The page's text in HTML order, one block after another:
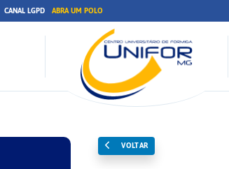
CANAL LGPD ABRA UM POLO
VOLTAR